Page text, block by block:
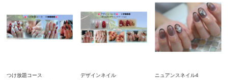
つけ放題コース
デザインネイル
ニュアンスネイル4